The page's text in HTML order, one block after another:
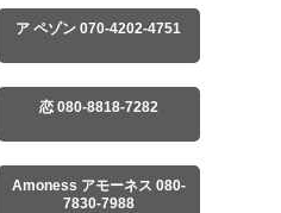
ア ペゾン 070-4202-4751
恋 080-8818-7282
Amoness アモーネス 080-
7830-7988